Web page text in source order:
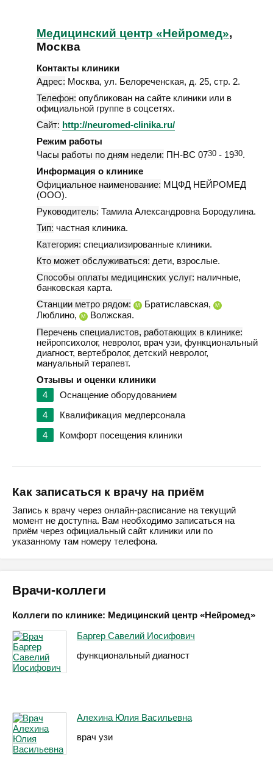
Медицинский центр «Нейромед»,
Москва
Контакты клиники
Адрес: Москва, ул. Белореченская, д. 25, стр. 2.
Телефон: опубликован на сайте клиники или в
официальной группе в соцсетях.
Сайт: http://neuromed-clinika.ru/
Режим работы
Часы работы по дням недели: ПН-ВС 0730 - 1930.
Информация о клинике
Официальное наименование: МЦФД НЕЙРОМЕД
(ООО).
Руководитель: Тамила Александровна Бородулина.
Тип: частная клиника.
Категория: специализированные клиники.
Кто может обслуживаться: дети, взрослые.
Способы оплаты медицинских услуг: наличные,
банковская карта.
Станции метро рядом:
М Братиславская, М
Люблино, М
Волжская.
Перечень специалистов, работающих в клинике:
нейропсихолог, невролог, врач узи, функциональный
диагност, вертебролог, детский невролог,
мануальный терапевт.
Отзывы и оценки клиники
4
Оснащение оборудованием
4
Квалификация медперсонала
4
Комфорт посещения клиники
Как записаться к врачу на приём
Запись к врачу через онлайн-расписание на текущий
момент не доступна. Вам необходимо записаться на
приём через официальный сайт клиники или по
указанному там номеру телефона.
Врачи-коллеги
Коллеги по клинике: Медицинский центр «Нейромед»
Баргер Савелий Иосифович
функциональный диагност
Алехина Юлия Васильевна
врач узи